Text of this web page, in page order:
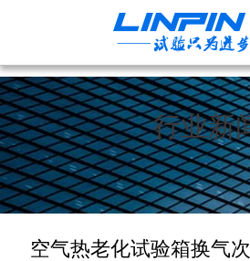
行业新
空气热老化试验箱换气